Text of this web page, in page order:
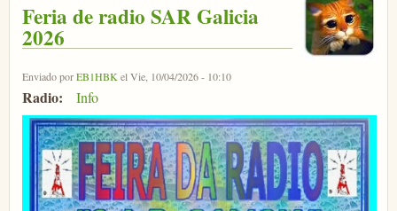
Feria de radio SAR Galicia
2026
Enviado porEB1HBKel Vie, 10/04/2026 - 10:10
Radio: Info